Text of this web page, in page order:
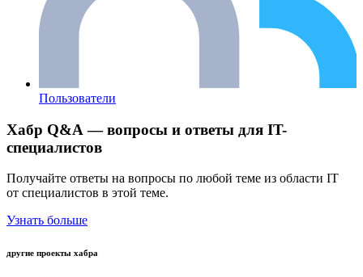
Пользователи
Хабр Q&A — вопросы и ответы для IT-
специалистов
Получайте ответы на вопросы по любой теме из области IT
от специалистов в этой теме.
Узнать больше
другие проекты хабра